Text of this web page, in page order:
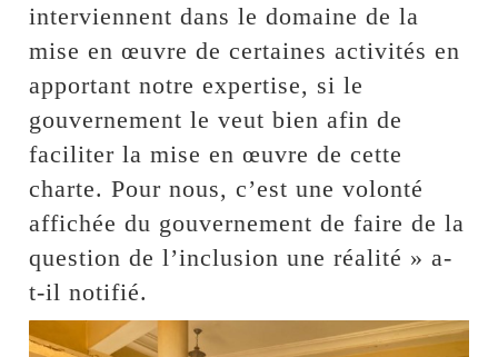
interviennent dans le domaine de la
mise en œuvre de certaines activités en
apportant notre expertise, si le
gouvernement le veut bien afin de
faciliter la mise en œuvre de cette
charte. Pour nous, c’est une volonté
affichée du gouvernement de faire de la
question de l’inclusion une réalité » a-
t-il notifié.